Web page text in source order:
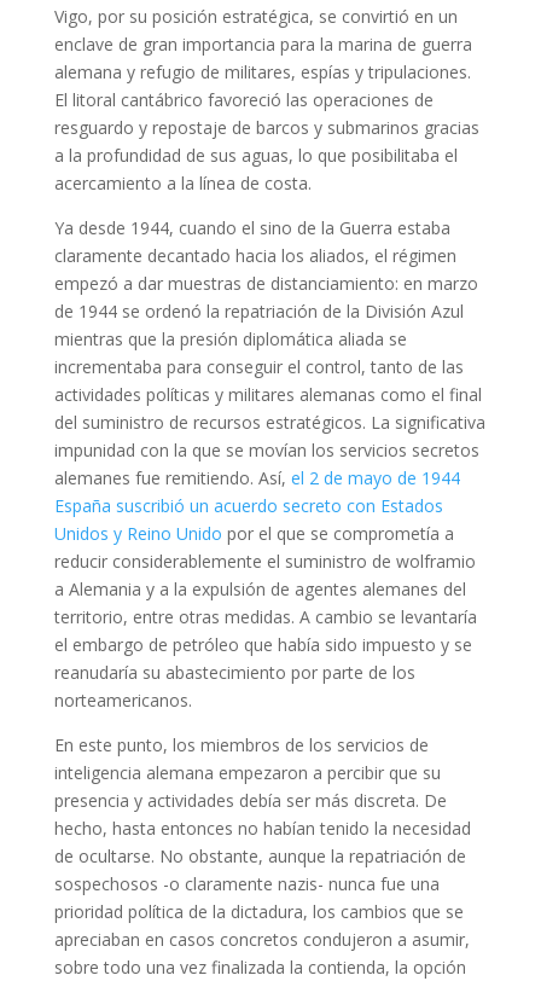
Vigo, por su posición estratégica, se convirtió en un
enclave de gran importancia para la marina de guerra
alemana y refugio de militares, espías y tripulaciones.
El litoral cantábrico favoreció las operaciones de
resguardo y repostaje de barcos y submarinos gracias
a la profundidad de sus aguas, lo que posibilitaba el
acercamiento a la línea de costa.
Ya desde 1944, cuando el sino de la Guerra estaba
claramente decantado hacia los aliados, el régimen
empezó a dar muestras de distanciamiento: en marzo
de 1944 se ordenó la repatriación de la División Azul
mientras que la presión diplomática aliada se
incrementaba para conseguir el control, tanto de las
actividades políticas y militares alemanas como el final
del suministro de recursos estratégicos. La significativa
impunidad con la que se movían los servicios secretos
alemanes fue remitiendo. Así, el 2 de mayo de 1944
España suscribió un acuerdo secreto con Estados
Unidos y Reino Unido por el que se comprometía a
reducir considerablemente el suministro de wolframio
a Alemania y a la expulsión de agentes alemanes del
territorio, entre otras medidas. A cambio se levantaría
el embargo de petróleo que había sido impuesto y se
reanudaría su abastecimiento por parte de los
norteamericanos.
En este punto, los miembros de los servicios de
inteligencia alemana empezaron a percibir que su
presencia y actividades debía ser más discreta. De
hecho, hasta entonces no habían tenido la necesidad
de ocultarse. No obstante, aunque la repatriación de
sospechosos -o claramente nazis- nunca fue una
prioridad política de la dictadura, los cambios que se
apreciaban en casos concretos condujeron a asumir,
sobre todo una vez finalizada la contienda, la opción